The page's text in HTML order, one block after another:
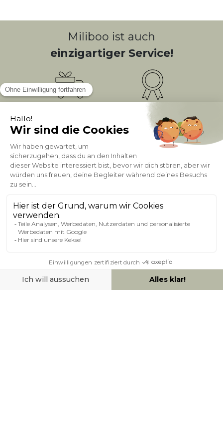
Miliboo ist auch
einzigartiger Service!
Bonusprogramm
PUNKTE = 5
HILFE & KONTAKT